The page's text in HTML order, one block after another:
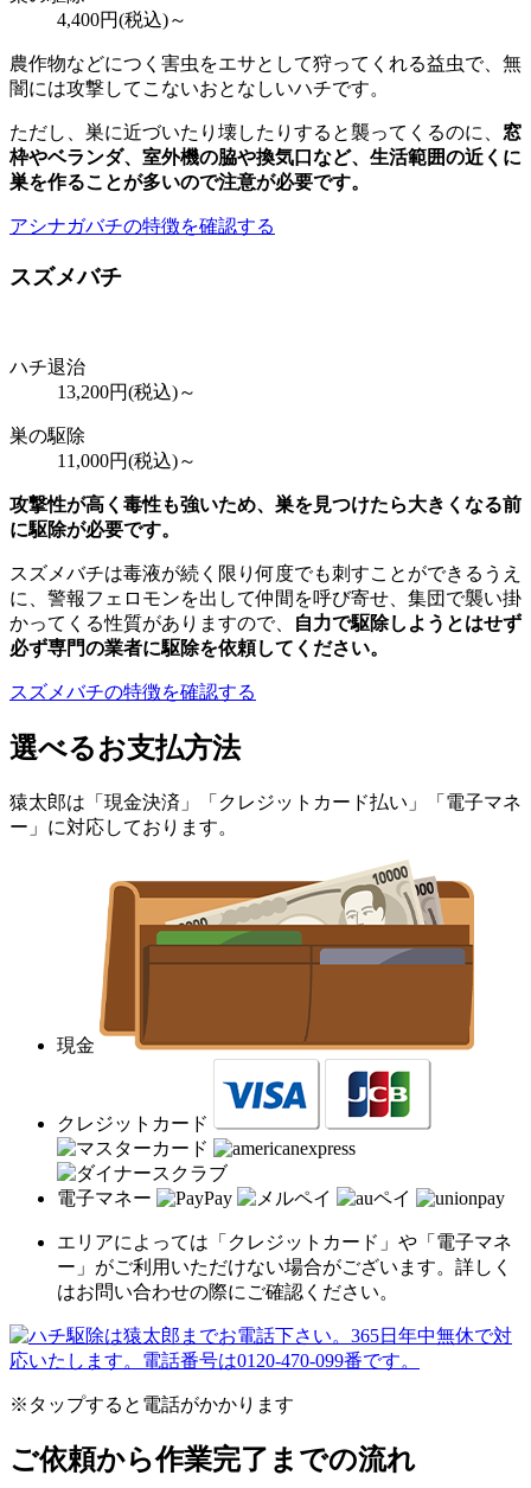
4,400円(税込)～
農作物などにつく害虫をエサとして狩ってくれる益虫で、無
闇には攻撃してこないおとなしいハチです。
ただし、巣に近づいたり壊したりすると襲ってくるのに、 窓
枠やベランダ、室外機の脇や換気口など、 生活範囲の近くに
巣を作ることが多いので注意が必要です。
アシナガバチの特徴を確認する
スズメバチ
ハチ退治
13,200円(税込)～
巣の駆除
11,000円(税込)～
攻撃性が高く毒性も強いため、巣を見つけたら大きくなる前
に駆除が必要です。
スズメバチは毒液が続く限り何度でも刺すことができるうえ
に、警報フェロモンを出して仲間を呼び寄せ、集団で襲い掛
かってくる性質がありますので、
自力で駆除しようとはせず
必ず専門の業者に駆除を依頼してください。
スズメバチの特徴を確認する
選べるお支払方法
猿太郎は「現金決済」「クレジットカード払い」「電子マネ
ー」に対応しております。
現金
クレジットカード
電子マネー
エリアによっては「クレジットカード」や「電子マネ
ー」がご利用いただけない場合がございます。詳しく
はお問い合わせの際にご確認ください。
※タップすると電話がかかります
ご依頼から作業完了までの流れ